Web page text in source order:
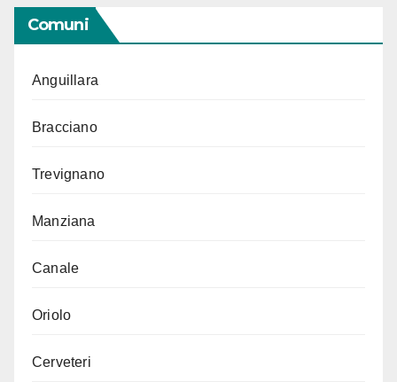
Comuni
Anguillara
Bracciano
Trevignano
Manziana
Canale
Oriolo
Cerveteri